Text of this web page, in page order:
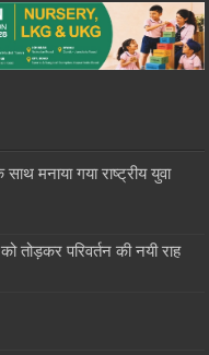
मनाया गया राष्ट्रीय युवा
तोड़कर परिवर्तन की नयी राह